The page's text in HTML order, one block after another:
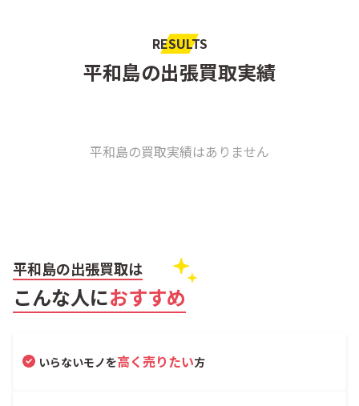
雪谷大塚町 令和島
RESULTS
平和島の出張買取実績
平和島の買取実績はありません
平和島の出張買取は
こんな人におすすめ
いらないモノを高く売りたい方